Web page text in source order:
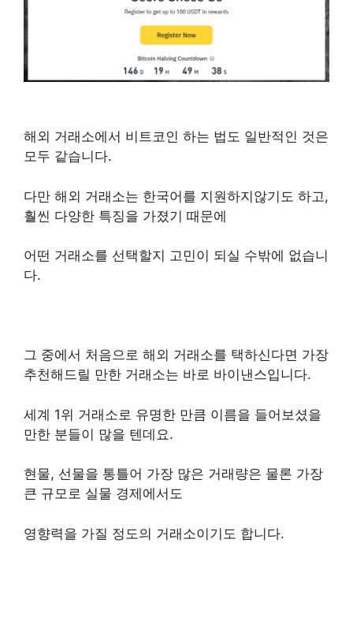
해외 거래소에서 비트코인 하는 법도 일반적인 것은
모두 같습니다.
다만 해외 거래소는 한국어를 지원하지않기도 하고,
훨씬 다양한 특징을 가졌기 때문에
어떤 거래소를 선택할지 고민이 되실 수밖에 없습니
다.
그 중에서 처음으로 해외 거래소를 택하신다면 가장
추천해드릴 만한 거래소는 바로 바이낸스입니다.
세계 1위 거래소로 유명한 만큼 이름을 들어보셨을
만한 분들이 많을 텐데요.
현물, 선물을 통틀어 가장 많은 거래량은 물론 가장
큰 규모로 실물 경제에서도
영향력을 가질 정도의 거래소이기도 합니다.